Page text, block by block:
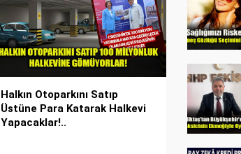
Halkın Otoparkını Satıp
Üstüne Para Katarak Halkevi
Yapacaklar!..